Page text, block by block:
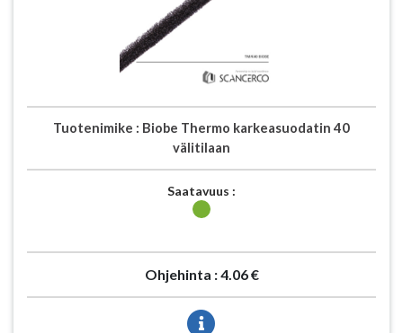
Tuotenimike : Biobe Thermo karkeasuodatin 40
välitilaan
Saatavuus :
Ohjehinta :4.06 €